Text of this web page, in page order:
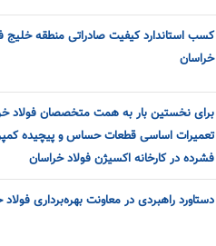
کسب استاندارد کیفیت صادراتی منطقه خلیج
خراسان
برای نخستین بار به همت متخصصان فولاد
تعمیرات اساسی قطعات حساس و پیچیده
فشرده در کارخانه اکسیژن فولاد خراسان
دستاورد راهبردی در معاونت بهره‌برداری